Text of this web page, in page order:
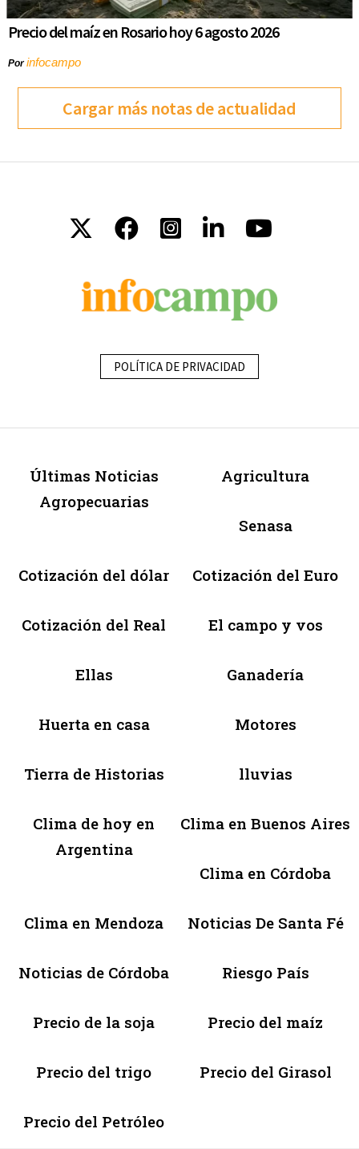
Precio del maíz en Rosario hoy 6 agosto 2026
Porinfocampo
Cargar más notas de actualidad
POLÍTICA DE PRIVACIDAD
Últimas Noticias
Agropecuarias
Agricultura
Senasa
Cotización del dólar Cotización del Euro
Cotización del Real El campo y vos
Ellas Ganadería
Huerta en casa Motores
Tierra de Historias lluvias
Clima de hoy en
Argentina
Clima en Buenos Aires
Clima en Córdoba
Clima en Mendoza Noticias De Santa Fé
Noticias de Córdoba Riesgo País
Precio de la soja Precio del maíz
Precio del trigo Precio del Girasol
Precio del Petróleo